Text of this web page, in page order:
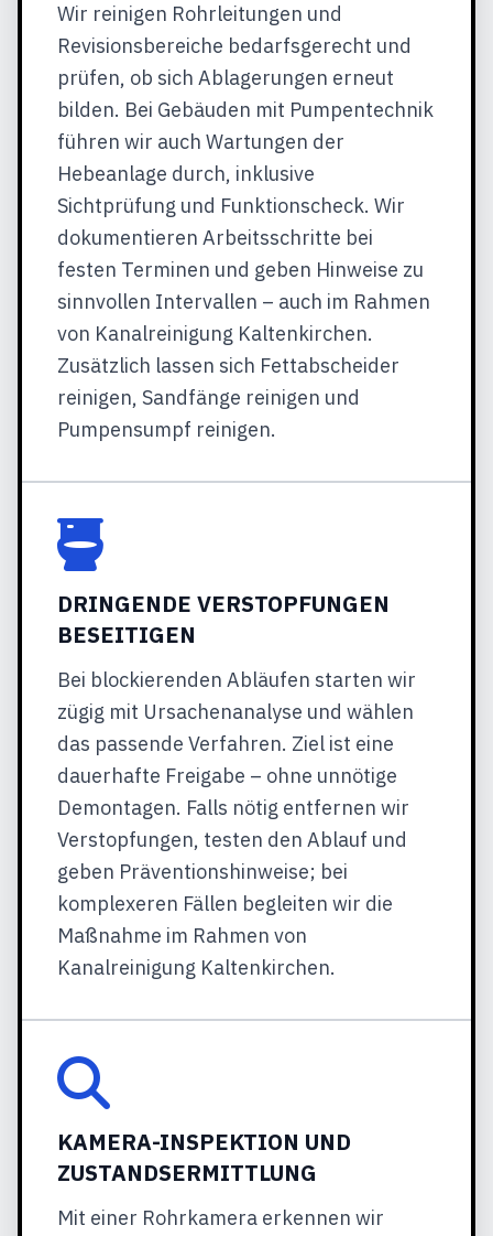
Wir reinigen Rohrleitungen und
Revisionsbereiche bedarfsgerecht und
prüfen, ob sich Ablagerungen erneut
bilden. Bei Gebäuden mit Pumpentechnik
führen wir auch Wartungen der
Hebeanlage durch, inklusive
Sichtprüfung und Funktionscheck. Wir
dokumentieren Arbeitsschritte bei
festen Terminen und geben Hinweise zu
sinnvollen Intervallen – auch im Rahmen
von Kanalreinigung Kaltenkirchen.
Zusätzlich lassen sich Fettabscheider
reinigen, Sandfänge reinigen und
Pumpensumpf reinigen.
DRINGENDE VERSTOPFUNGEN
BESEITIGEN
Bei blockierenden Abläufen starten wir
zügig mit Ursachenanalyse und wählen
das passende Verfahren. Ziel ist eine
dauerhafte Freigabe – ohne unnötige
Demontagen. Falls nötig entfernen wir
Verstopfungen, testen den Ablauf und
geben Präventionshinweise; bei
komplexeren Fällen begleiten wir die
Maßnahme im Rahmen von
Kanalreinigung Kaltenkirchen.
KAMERA-INSPEKTION UND
ZUSTANDSERMITTLUNG
Mit einer Rohrkamera erkennen wir